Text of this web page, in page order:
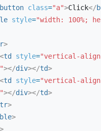
button class="a">Click</
style="width: 100%;
>
<td style="vertical-
></div></td>
<td style="vertical-
></div></td>
tr>
>
>